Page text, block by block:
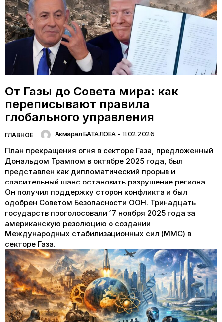
От Газы до Совета мира: как
переписывают правила
глобального управления
ГЛАВНОЕ Акмарал БАТАЛОВА - 11.02.2026
План прекращения огня в секторе Газа, предложенный
Дональдом Трампом в октябре 2025 года, был
представлен как дипломатический прорыв и
спасительный шанс остановить разрушение региона.
Он получил поддержку сторон конфликта и был
одобрен Советом Безопасности ООН. Тринадцать
государств проголосовали 17 ноября 2025 года за
американскую резолюцию о создании
Международных стабилизационных сил (ММС) в
секторе Газа.